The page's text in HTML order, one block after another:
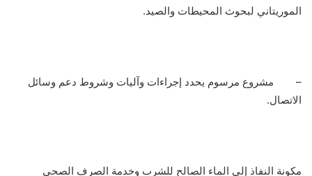
الموريتاني لبحوث المحيطات والصيد.
– مشروع مرسوم يحدد إجراءات وآليات وشروط دعم وسائل
الاتصال.
مكونة النفاذ إلى الماء الصالح للشرب وخدمة الصرف الصحي